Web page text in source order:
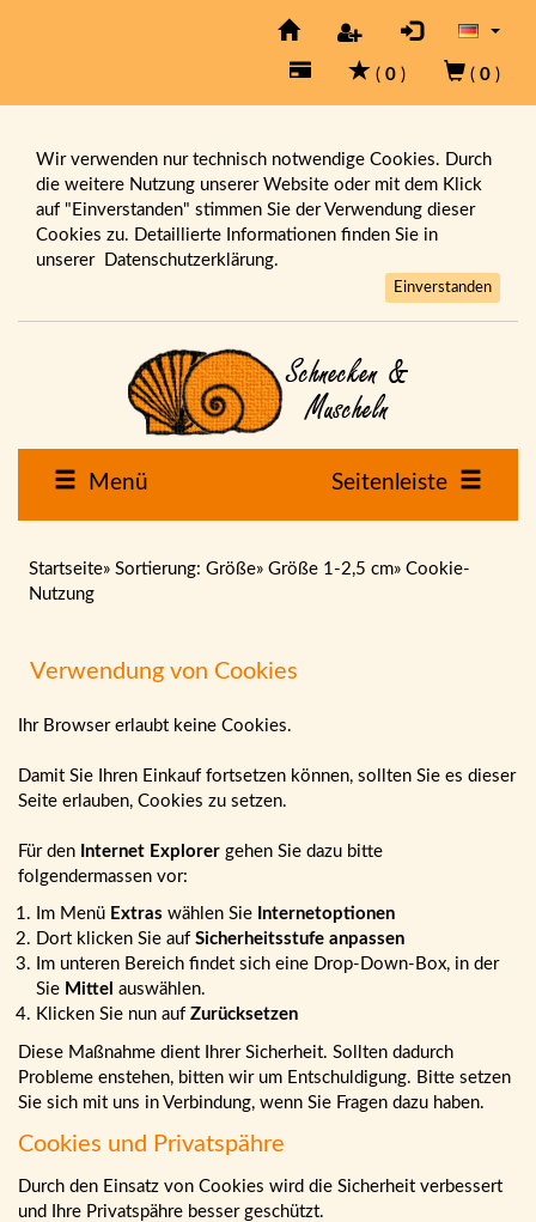
( 0 ) ( 0 )
Wir verwenden nur technisch notwendige Cookies. Durch
die weitere Nutzung unserer Website oder mit dem Klick
auf "Einverstanden" stimmen Sie der Verwendung dieser
Cookies zu. Detaillierte Informationen finden Sie in
unserer Datenschutzerklärung.
Einverstanden
Menü Seitenleiste
Startseite» Sortierung: Größe» Größe 1-2,5 cm» Cookie-
Nutzung
Verwendung von Cookies
Ihr Browser erlaubt keine Cookies.
Damit Sie Ihren Einkauf fortsetzen können, sollten Sie es dieser
Seite erlauben, Cookies zu setzen.
Für den Internet Explorer gehen Sie dazu bitte
folgendermassen vor:
Im Menü Extras wählen Sie Internetoptionen
Dort klicken Sie auf Sicherheitsstufe anpassen
Im unteren Bereich findet sich eine Drop-Down-Box, in der
Sie Mittel auswählen.
Klicken Sie nun auf Zurücksetzen
Diese Maßnahme dient Ihrer Sicherheit. Sollten dadurch
Probleme enstehen, bitten wir um Entschuldigung. Bitte setzen
Sie sich mit uns in Verbindung, wenn Sie Fragen dazu haben.
Cookies und Privatspähre
Durch den Einsatz von Cookies wird die Sicherheit verbessert
und Ihre Privatspähre besser geschützt.